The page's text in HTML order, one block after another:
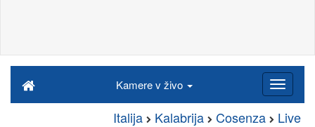
Kamere v živo
Italija Kalabrija Cosenza Live